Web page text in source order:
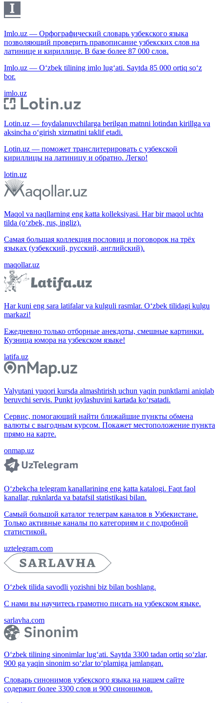
Imlo.uz — Орфографический словарь узбекского языка
позволяющий проверить правописание узбекских слов на
латинице и кириллице. В базе более 87 000 слов.
Imlo.uz — O‘zbek tilining imlo lug‘ati. Saytda 85 000 ortiq so‘z
bor.
imlo.uz
Lotin.uz — foydalanuvchilarga berilgan matnni lotindan kirillga va
aksincha o‘girish xizmatini taklif etadi.
Lotin.uz — поможет транслитерировать с узбекской
кириллицы на латиницу и обратно. Легко!
lotin.uz
Maqol va naqllarning eng katta kolleksiyasi. Har bir maqol uchta
tilda (o‘zbek, rus, ingliz).
Самая большая коллекция пословиц и поговорок на трёх
языках (узбекский, русский, английский).
maqollar.uz
Har kuni eng sara latifalar va kulguli rasmlar. O‘zbek tilidagi kulgu
markazi!
Ежедневно только отборные анекдоты, смешные картинки.
Кузница юмора на узбекском языке!
latifa.uz
Valyutani yuqori kursda almashtirish uchun yaqin punktlarni aniqlab
beruvchi servis. Punkt joylashuvini kartada ko‘rsatadi.
Сервис, помогающий найти ближайшие пункты обмена
валюты с выгодным курсом. Покажет местоположение пункта
прямо на карте.
onmap.uz
O‘zbekcha telegram kanallarining eng katta katalogi. Faqt faol
kanallar, ruknlarda va batafsil statistikasi bilan.
Самый большой каталог телеграм каналов в Узбекистане.
Только активные каналы по категориям и с подробной
статистикой.
uztelegram.com
O‘zbek tilida savodli yozishni biz bilan boshlang.
С нами вы научитесь грамотно писать на узбекском языке.
sarlavha.com
O‘zbek tilining sinonimlar lug‘ati. Saytda 3300 tadan ortiq so‘zlar,
900 ga yaqin sinonim so‘zlar to‘plamiga jamlangan.
Словарь синонимов узбекского языка на нашем сайте
содержит более 3300 слов и 900 синонимов.